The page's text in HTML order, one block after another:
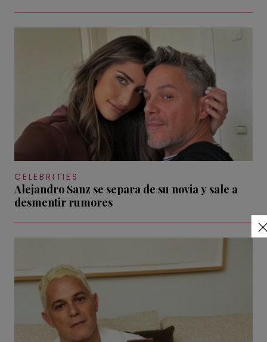
CELEBRITIES
Alejandro Sanz se separa de su novia y sale a
desmentir rumores